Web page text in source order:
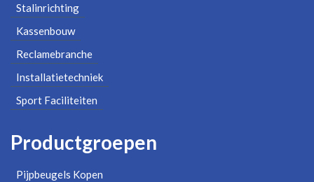
Stalinrichting
Kassenbouw
Reclamebranche
Installatietechniek
Sport Faciliteiten
Productgroepen
Pijpbeugels Kopen